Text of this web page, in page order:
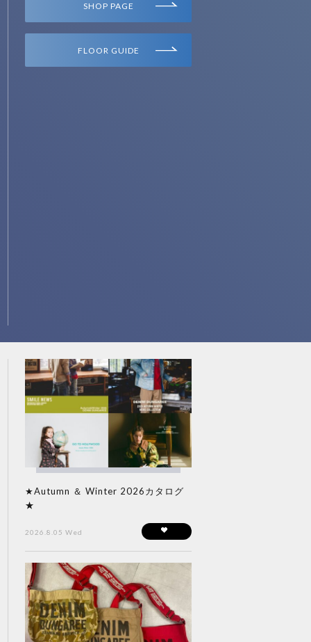
SHOP PAGE
FLOOR GUIDE
★Autumn ＆ Winter 2026カタログ
★
2026.8.05 Wed